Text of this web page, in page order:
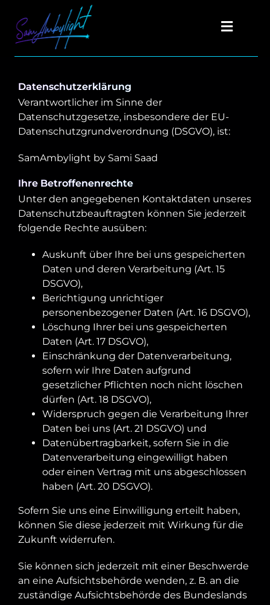
Inhalt
springen
Toggle
Home
Über uns
Galerien
Termin anfragen
Datenschutzerklärung
Verantwortlicher im Sinne der
Datenschutzgesetze, insbesondere der EU-
Datenschutzgrundverordnung (DSGVO), ist:
SamAmbylight by Sami Saad
Ihre Betroffenenrechte
Unter den angegebenen Kontaktdaten unseres
Datenschutzbeauftragten können Sie jederzeit
folgende Rechte ausüben:
Auskunft über Ihre bei uns gespeicherten
Daten und deren Verarbeitung (Art. 15
DSGVO),
Berichtigung unrichtiger
personenbezogener Daten (Art. 16 DSGVO),
Löschung Ihrer bei uns gespeicherten
Daten (Art. 17 DSGVO),
Einschränkung der Datenverarbeitung,
sofern wir Ihre Daten aufgrund
gesetzlicher Pflichten noch nicht löschen
dürfen (Art. 18 DSGVO),
Widerspruch gegen die Verarbeitung Ihrer
Daten bei uns (Art. 21 DSGVO) und
Datenübertragbarkeit, sofern Sie in die
Datenverarbeitung eingewilligt haben
oder einen Vertrag mit uns abgeschlossen
haben (Art. 20 DSGVO).
Sofern Sie uns eine Einwilligung erteilt haben,
können Sie diese jederzeit mit Wirkung für die
Zukunft widerrufen.
Sie können sich jederzeit mit einer Beschwerde
an eine Aufsichtsbehörde wenden, z. B. an die
zuständige Aufsichtsbehörde des Bundeslands